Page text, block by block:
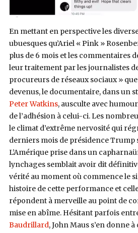
En mettant en perspective les
ubuesques qu’Ariel « Pink »
plus de 6 mois et les commentaires
leur traitement par les journalistes
procureurs de réseaux sociaux »
devenus, le documentaire, dans un
Peter Watkins, ausculte avec
de l’adhésion à celui-ci. Les
le climat d’extrême nervosité qui
derniers mois de présidence Trump
L’Amérique prise dans un
lynchages semblait avoir dit
vérité au moment où commence le
histoire de cette performance et
répondent à merveille au point de
mise en abîme. Hésitant parfois
Baudrillard, John Maus s’en donne